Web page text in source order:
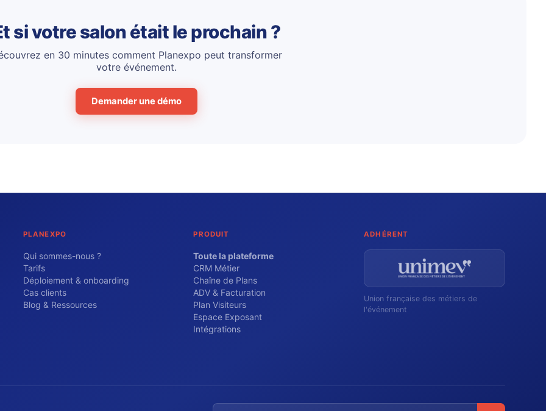
si votre salon était le prochain ?
en 30 minutes comment Planexpo peut transformer
votre événement.
Demander une démo
PLANEXPO
Qui sommes-nous ?
Tarifs
Déploiement & onboarding
Cas clients
Blog & Ressources
PRODUIT
Toute la plateforme
CRM Métier
Chaîne de Plans
ADV & Facturation
Plan Visiteurs
Espace Exposant
Intégrations
ADHÉRENT
Union française des métiers de
l'événement